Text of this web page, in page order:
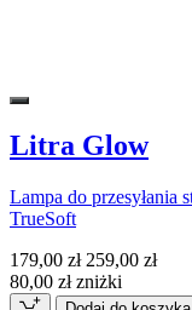
Litra Glow
Lampa do przesyłania
TrueSoft
179,00 zł 259,00 zł
80,00 zł zniżki